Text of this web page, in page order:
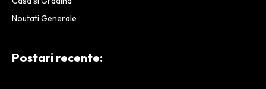
Noutati Generale
Postari recente: